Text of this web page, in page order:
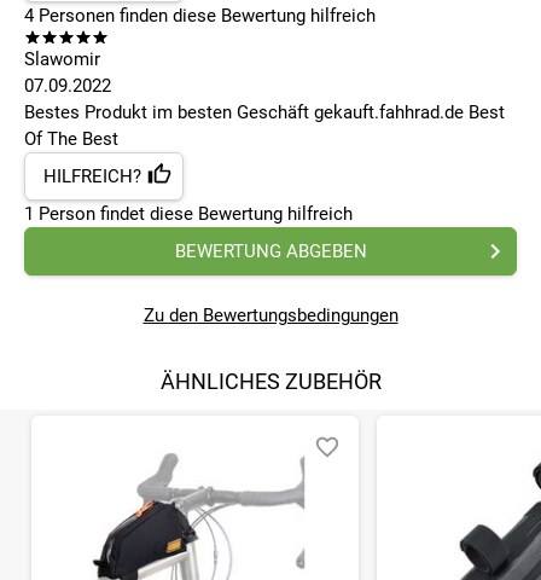
4Personen finden diese Bewertung hilfreich
Slawomir
07.09.2022
Bestes Produkt im besten Geschäft gekauft.fahhrad.de Best
Of The Best
HILFREICH?
1 Person findet diese Bewertung hilfreich
BEWERTUNG ABGEBEN
Zu den Bewertungsbedingungen
ÄHNLICHES ZUBEHÖR